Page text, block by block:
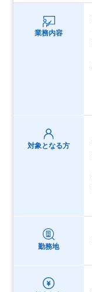
業務内容
対象となる方
勤務地